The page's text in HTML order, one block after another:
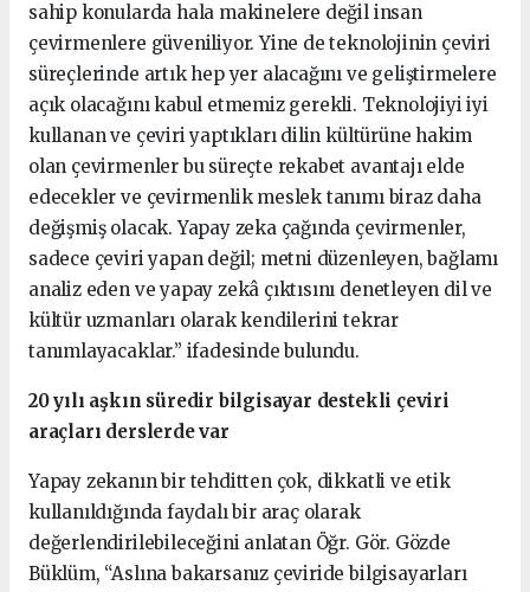
sahip konularda hala makinelere değil insan
çevirmenlere güveniliyor. Yine de teknolojinin çeviri
süreçlerinde artık hep yer alacağını ve geliştirmelere
açık olacağını kabul etmemiz gerekli. Teknolojiyi iyi
kullanan ve çeviri yaptıkları dilin kültürüne hakim
olan çevirmenler bu süreçte rekabet avantajı elde
edecekler ve çevirmenlik meslek tanımı biraz daha
değişmiş olacak. Yapay zeka çağında çevirmenler,
sadece çeviri yapan değil; metni düzenleyen, bağlamı
analiz eden ve yapay zekâ çıktısını denetleyen dil ve
kültür uzmanları olarak kendilerini tekrar
tanımlayacaklar.” ifadesinde bulundu.
20 yılı aşkın süredir bilgisayar destekli çeviri
araçları derslerde var
Yapay zekanın bir tehditten çok, dikkatli ve etik
kullanıldığında faydalı bir araç olarak
değerlendirilebileceğini anlatan Öğr. Gör. Gözde
Büklüm, “Aslına bakarsanız çeviride bilgisayarları